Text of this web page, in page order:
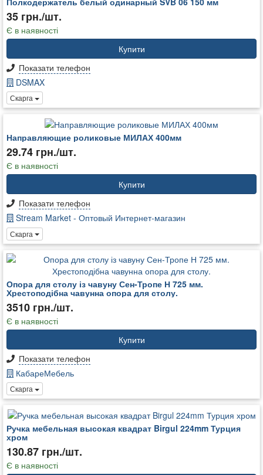
35 грн./шт.
Є в наявності
Купити
Показати телефон
DSMAX
Скарга
Направляющие роликовые МИЛАХ 400мм
29.74 грн./шт.
Є в наявності
Купити
Показати телефон
Stream Market - Оптовый Интернет-магазин
Скарга
Опора для столу із чавуну Сен-Тропе Н 725 мм.
Хрестоподібна чавунна опора для столу.
3510 грн./шт.
Є в наявності
Купити
Показати телефон
КабареМебель
Скарга
Ручка мебельная высокая квадрат Birgul 224mm Турция
хром
130.87 грн./шт.
Є в наявності